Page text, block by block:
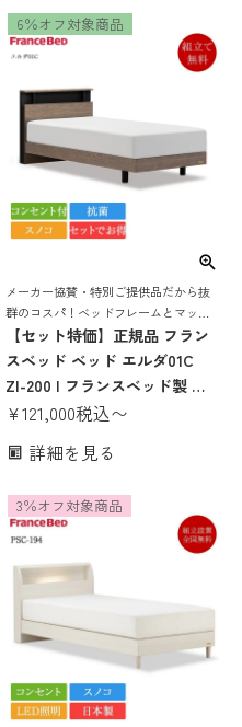
メーカー協賛・特別ご提供品だから抜
群のコスパ！ベッドフレームとマット
レスがセットでお得！
【セット特価】正規品 フラン
スベッド ベッド エルダ01C
ZI-200 | フランスベッド製 マ
ットレス付き マットレスセッ
脚付き 抗菌 コンパクト 省スペ
ダブル ダブル
6％オフ対象商品
¥121,000税込〜
詳細を見る
3％オフ対象商品